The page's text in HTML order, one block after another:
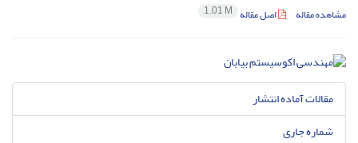
مشاهده مقاله اصل مقاله 1.01 M
مقالات آماده انتشار
شماره جاری